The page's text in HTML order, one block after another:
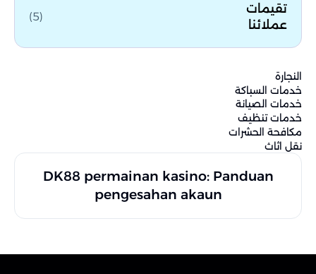
تقيمات
عملائنا
(5)
النجارة
خدمات السباكة
خدمات الصيانة
خدمات تنظيف
مكافحة الحشرات
نقل اثاث
DK88 permainan kasino: Panduan
pengesahan akaun